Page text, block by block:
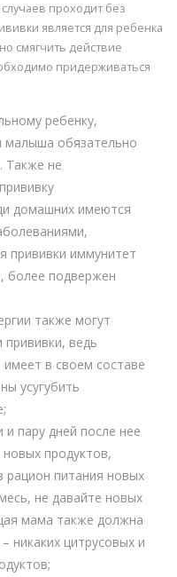
проходит без
является для ребенка
смягчить действие
придерживаться
ребенку,
малыша обязательно
Также не
домашних имеются
прививки иммунитет
более подвержен
также могут
ведь
в своем составе
усугубить
и пару дней после нее
продуктов,
рацион питания новых
не давайте новых
мама также должна
никаких цитрусовых и